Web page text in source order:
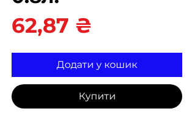
62,87 ₴
Додати у кошик
Купити